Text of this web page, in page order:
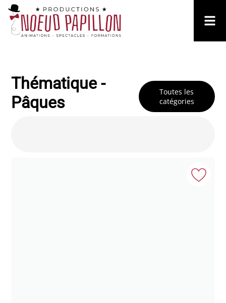
Thématique -
Pâques
Toutes les
catégories